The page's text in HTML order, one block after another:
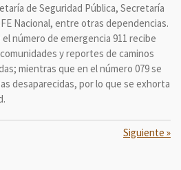
de Seguridad Pública, Secretaría
Nacional, entre otras dependencias.
número de emergencia 911 recibe
y reportes de caminos
mientras que en el número 079 se
desaparecidas, por lo que se exhorta
Siguiente »